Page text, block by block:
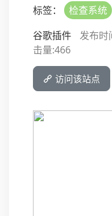
标签：
检查系统
谷歌插件
发布时
击量:466
访问该站点